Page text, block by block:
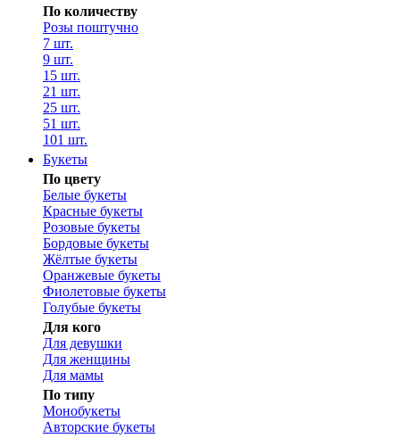
По количеству
Розы поштучно
7 шт.
9 шт.
15 шт.
21 шт.
25 шт.
51 шт.
101 шт.
Букеты
По цвету
Белые букеты
Красные букеты
Розовые букеты
Бордовые букеты
Жёлтые букеты
Оранжевые букеты
Фиолетовые букеты
Голубые букеты
Для кого
Для девушки
Для женщины
Для мамы
По типу
Монобукеты
Авторские букеты